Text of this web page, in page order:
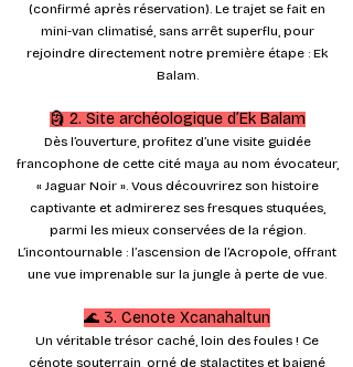
(confirmé après réservation). Le trajet se fait en
mini-van climatisé, sans arrêt superflu, pour
rejoindre directement notre première étape : Ek
Balam.
🗿 2. Site archéologique d’Ek Balam
Dès l’ouverture, profitez d’une visite guidée
francophone de cette cité maya au nom évocateur,
« Jaguar Noir ». Vous découvrirez son histoire
captivante et admirerez ses fresques stuquées,
parmi les mieux conservées de la région.
L’incontournable : l’ascension de l’Acropole, offrant
une vue imprenable sur la jungle à perte de vue.
🌊 3. Cenote Xcanahaltun
Un véritable trésor caché, loin des foules ! Ce
cénote souterrain, orné de stalactites et baigné